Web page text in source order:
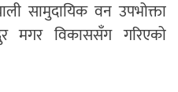
सामुदायिक वन उपभोक्ता
मगर विकाससँग गरिएको